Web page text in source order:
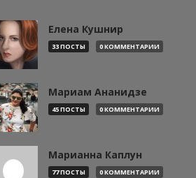
Елена Кушнир
33 ПОСТЫ 0 КОММЕНТАРИИ
Мариам Ананидзе
45 ПОСТЫ 0 КОММЕНТАРИИ
Марианна Каплун
77 ПОСТЫ 0 КОММЕНТАРИИ